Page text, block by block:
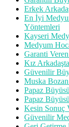
Erkek
En İyi
Yöntemleri
Kayseri
Medyum
Garanti
Kız
Güvenilir
Muska
Papaz
Papaz
Kesin Sonuç
Güvenilir